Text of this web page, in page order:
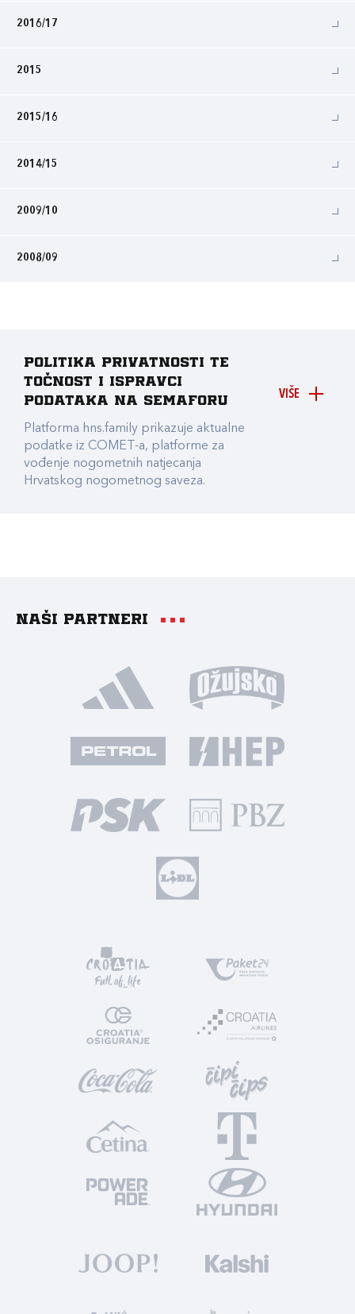
2016/17
2015
2015/16
2014/15
2009/10
2008/09
VIŠE
Politika privatnosti te
točnost i ispravci
podataka na Semaforu
Platforma hns.family prikazuje aktualne
podatke iz COMET-a, platforme za
vođenje nogometnih natjecanja
Hrvatskog nogometnog saveza.
Naši partneri